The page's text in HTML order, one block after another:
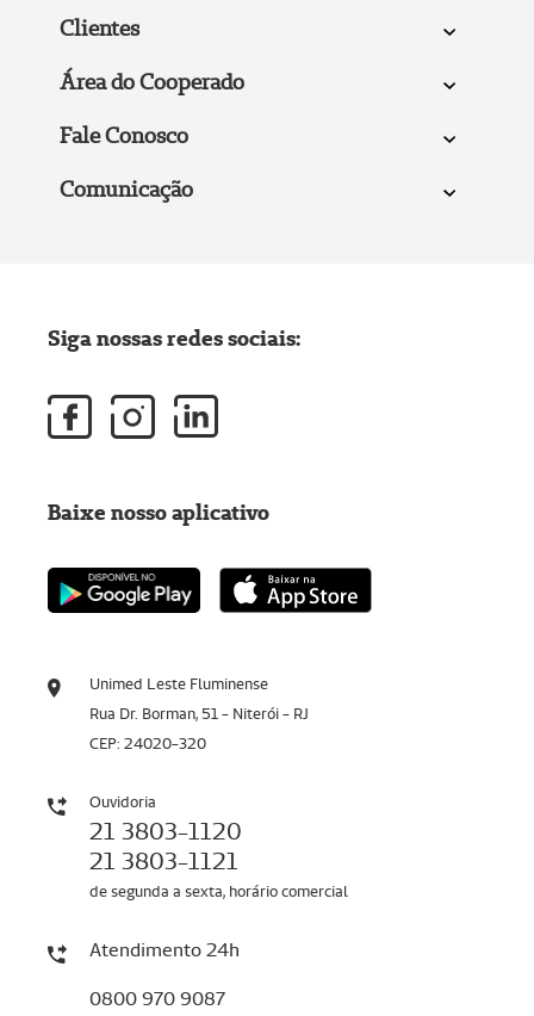
Clientes
Área do Cooperado
Fale Conosco
Comunicação
Unimed Leste Fluminense
Rua Dr. Borman, 51 - Niterói - RJ
CEP: 24020-320
Ouvidoria
21 3803-1120
21 3803-1121
de segunda a sexta, horário comercial
Atendimento 24h
0800 970 9087
Siga nossas redes sociais:
Baixe nosso aplicativo